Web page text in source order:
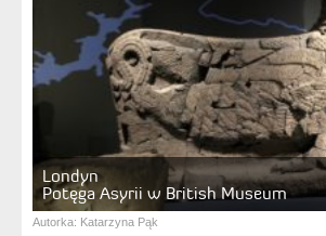
Londyn
Potęga Asyrii w British Museum
Autorka: Katarzyna Pąk